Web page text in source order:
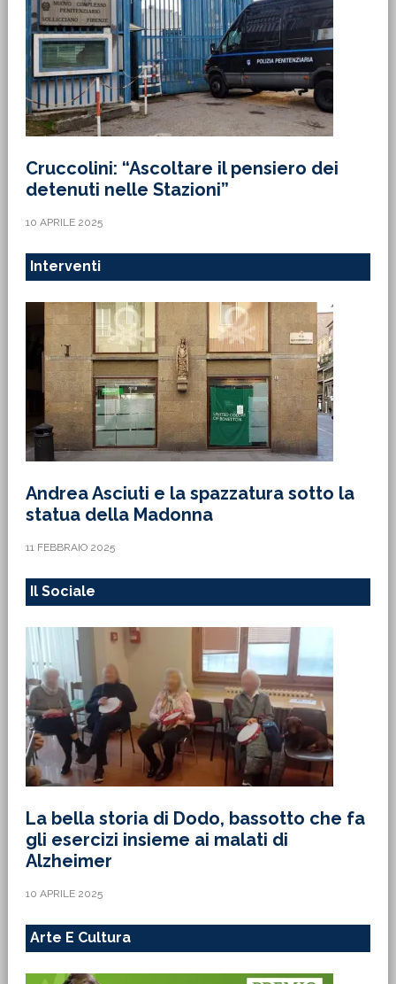
Cruccolini: “Ascoltare il pensiero dei
detenuti nelle Stazioni”
10 APRILE 2025
Interventi
Andrea Asciuti e la spazzatura sotto la
statua della Madonna
11 FEBBRAIO 2025
Il Sociale
La bella storia di Dodo, bassotto che fa
gli esercizi insieme ai malati di
Alzheimer
10 APRILE 2025
Arte E Cultura